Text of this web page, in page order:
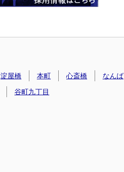
淀屋橋 本町 心斎橋 なんば
谷町九丁目